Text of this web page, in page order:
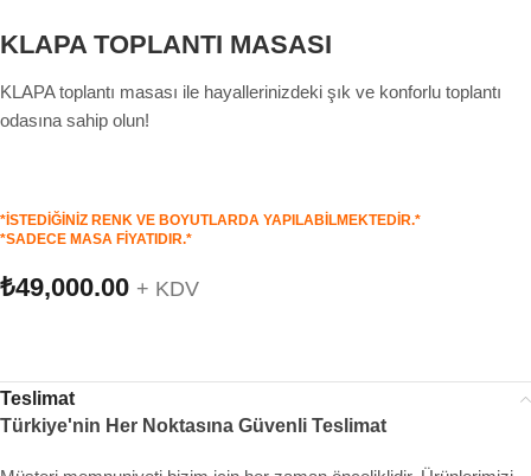
KLAPA TOPLANTI MASASI
KLAPA toplantı masası ile hayallerinizdeki şık ve konforlu toplantı
odasına sahip olun!
*İSTEDİĞİNİZ RENK VE BOYUTLARDA YAPILABİLMEKTEDİR.*
*SADECE MASA FİYATIDIR.*
₺49,000.00 + KDV
Teslimat
Türkiye'nin Her Noktasına Güvenli Teslimat